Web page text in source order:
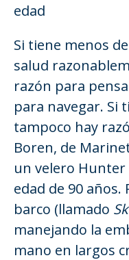
edad
Si tiene menos
salud
razón para
para navegar. Si
tampoco hay
Boren, de
un velero Hunter
edad de 90 años.
barco (llamado
manejando la
mano en largos